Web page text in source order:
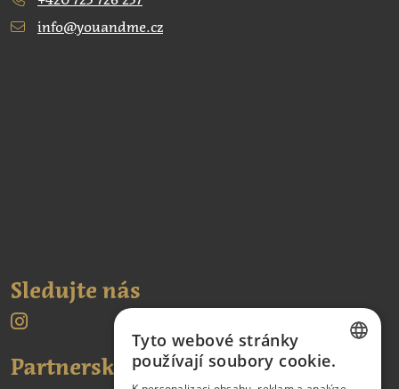
info@youandme.cz
Sledujte nás
Partnerské odkazy:
Tyto webové stránky
používají soubory cookie.